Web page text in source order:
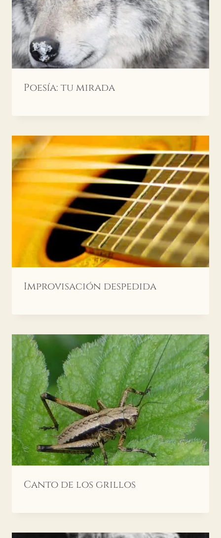
Poesía: tu mirada
Improvisación despedida
Canto de los grillos